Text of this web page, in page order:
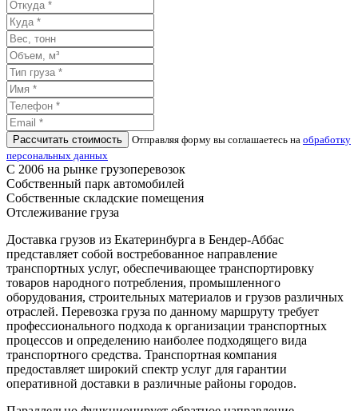
Рассчитать стоимость Отправляя форму вы соглашаетесь на обработку
персональных данных
С 2006 на рынке грузоперевозок
Собственный парк автомобилей
Собственные складские помещения
Отслеживание груза
Доставка грузов из Екатеринбурга в Бендер-Аббас
представляет собой востребованное направление
транспортных услуг, обеспечивающее транспортировку
товаров народного потребления, промышленного
оборудования, строительных материалов и грузов различных
отраслей. Перевозка груза по данному маршруту требует
профессионального подхода к организации транспортных
процессов и определению наиболее подходящего вида
транспортного средства. Транспортная компания
предоставляет широкий спектр услуг для гарантии
оперативной доставки в различные районы городов.